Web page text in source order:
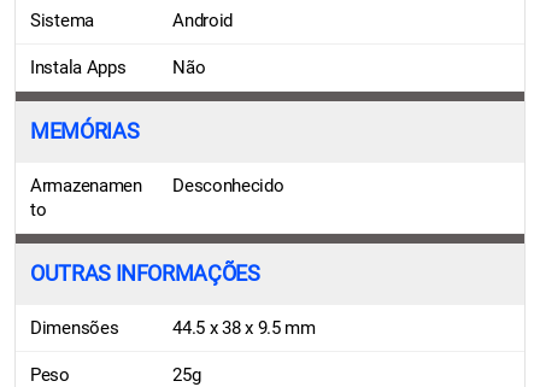
Sistema Android
Instala Apps Não
MEMÓRIAS
Armazenamen
to
Desconhecido
OUTRAS INFORMAÇÕES
Dimensões 44.5 x 38 x 9.5 mm
Peso 25g